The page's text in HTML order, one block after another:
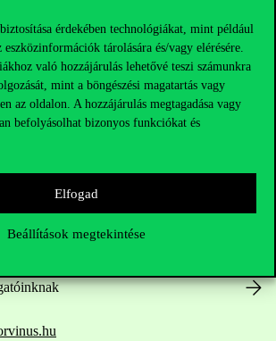
érdekében technológiákat, mint például
eszközinformációk tárolására és/vagy elérésére.
való hozzájárulás lehetővé teszi számunkra
mint a böngészési magatartás vagy
az oldalon. A hozzájárulás megtagadása vagy
befolyásolhat bizonyos funkciókat és
Elfogad
Beállítások megtekintése
kapcsolatban?